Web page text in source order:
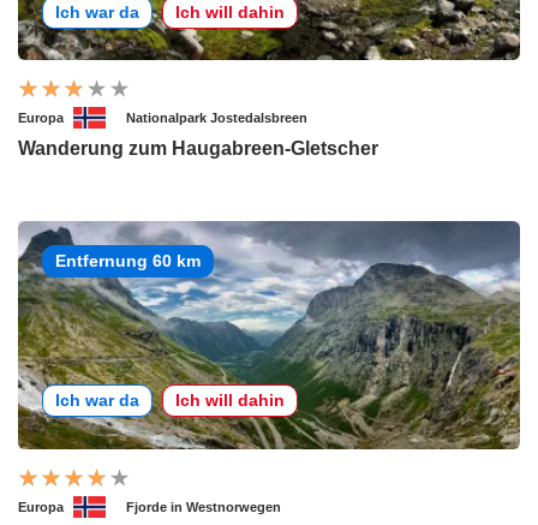
Ich war da Ich will dahin
Europa Nationalpark Jostedalsbreen
Wanderung zum Haugabreen-Gletscher
Entfernung 60 km
Ich war da Ich will dahin
Europa Fjorde in Westnorwegen